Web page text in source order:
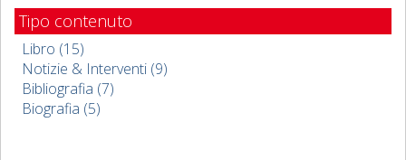
Tipo contenuto
Libro (15)
Notizie & Interventi (9)
Bibliografia (7)
Biografia (5)